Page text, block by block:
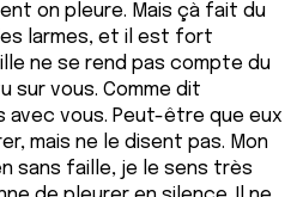
on pleure. Mais çà fait du
larmes, et il est fort
ne se rend pas compte du
sur vous. Comme dit
avec vous. Peut-être que eux
mais ne le disent pas. Mon
sans faille, je le sens très